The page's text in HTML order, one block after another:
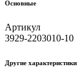
Основные
Артикул
3929-2203010-10
Другие xарактеристики